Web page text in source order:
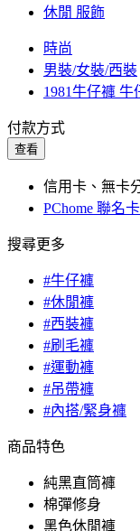
休閒 服飾
時尚
男裝/女裝/西裝
1981牛仔褲 牛
付款方式
查看
信用卡、無卡
PChome 聯名
搜尋更多
#牛仔褲
#休閒褲
#西裝褲
#刷毛褲
#運動褲
#吊帶褲
#內搭/緊身褲
商品特色
純黑直筒褲
棉彈修身
黑色休閒褲